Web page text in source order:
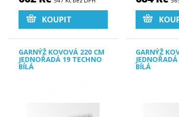
KOUPIT
GARNÝŽ KOVOVÁ 220 CM
JEDNOŘADÁ 19 TECHNO
BÍLÁ
GARNÝŽ
BÍLÁ